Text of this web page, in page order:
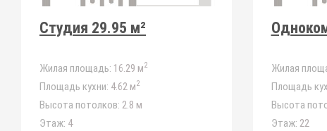
Студия 29.95 м²
Жилая площадь: 16.29 м2
Площадь кухни: 4.62 м2
Высота потолков: 2.8 м
Этаж: 4
Жилая
Площадь
Высота
Этаж: 22